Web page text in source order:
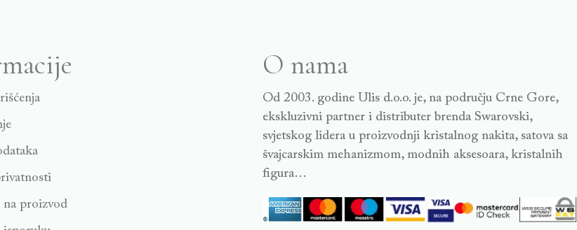
na proizvod
O nama
Od 2003. godine Ulis d.o.o. je, na području Crne Gore,
ekskluzivni partner i distributer brenda Swarovski,
svjetskog lidera u proizvodnji kristalnog nakita, satova sa
švajcarskim mehanizmom, modnih aksesoara, kristalnih
figura…